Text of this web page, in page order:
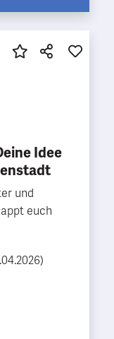
Idee
und
euch